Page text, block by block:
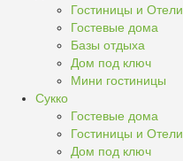
Гостиницы и Отели
Гостевые дома
Базы отдыха
Дом под ключ
Мини гостиницы
Сукко
Гостевые дома
Гостиницы и Отели
Дом под ключ